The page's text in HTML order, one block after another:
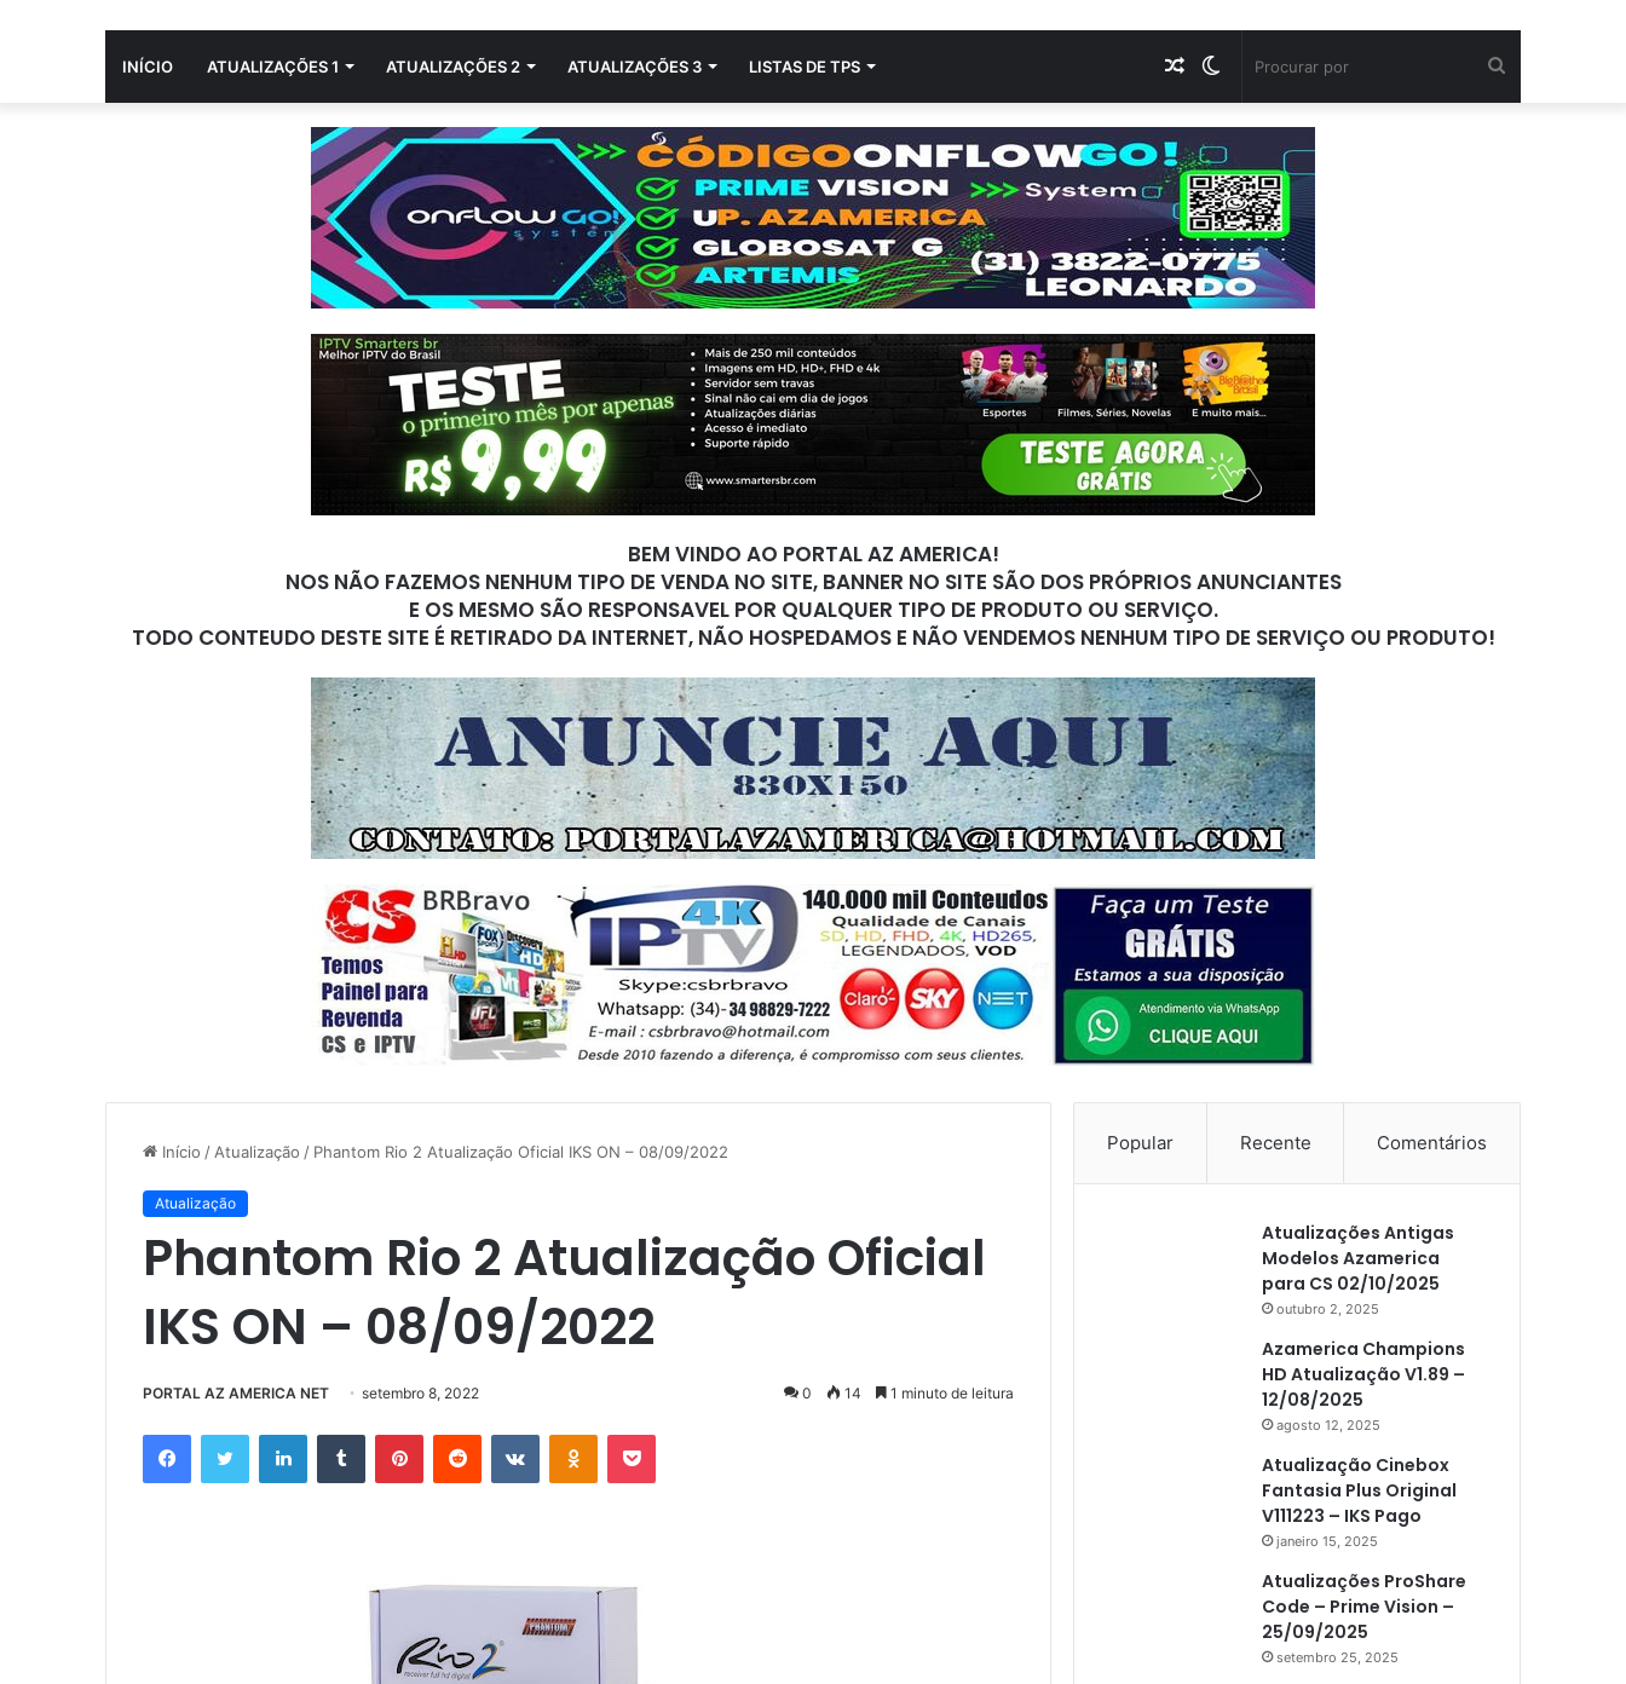
INÍCIO ATUALIZAÇÕES 1 ATUALIZAÇÕES 2 ATUALIZAÇÕES 3 LISTAS DE TPS Switch
Artigo
aleatório
BEM VINDO AO PORTAL AZ AMERICA!
NOS NÃO FAZEMOS NENHUM TIPO DE VENDA NO SITE, BANNER NO SITE SÃO DOS PRÓPRIOS ANUNCIANTES
E OS MESMO SÃO RESPONSAVEL POR QUALQUER TIPO DE PRODUTO OU SERVIÇO.
TODO CONTEUDO DESTE SITE É RETIRADO DA INTERNET, NÃO HOSPEDAMOS E NÃO VENDEMOS NENHUM TIPO DE SERVIÇO OU PRODUTO!
Início / Atualização / Phantom Rio 2 Atualização Oficial IKS ON – 08/09/2022
Atualização
Phantom Rio 2 Atualização Oficial
IKS ON – 08/09/2022
PORTAL AZ AMERICA NET setembro 8, 2022 0 14 1 minuto de leitura
Popular Recente Comentários
Atualizações Antigas
Modelos Azamerica
para CS 02/10/2025
outubro 2, 2025
Azamerica Champions
HD Atualização V1.89 –
12/08/2025
agosto 12, 2025
Atualização Cinebox
Fantasia Plus Original
V111223 – IKS Pago
janeiro 15, 2025
Atualizações ProShare
Code – Prime Vision –
25/09/2025
setembro 25, 2025